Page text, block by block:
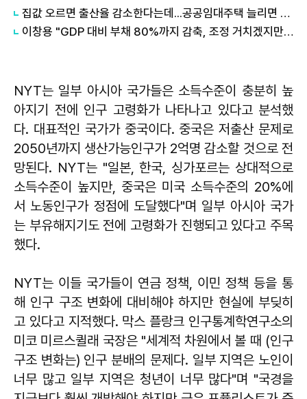
집값 오르면 출산율 감소한다는데...공공임대주택 늘리면 출산율 오를까
​이창용 "GDP 대비 부채 80%까지 감축, 조정 거치겠지만 관리 가능"
NYT는 일부 아시아 국가들은 소득수준이 충분히 높
아지기 전에 인구 고령화가 나타나고 있다고 분석했
다. 대표적인 국가가 중국이다. 중국은 저출산 문제로
2050년까지 생산가능인구가 2억명 감소할 것으로 전
망된다. NYT는 "일본, 한국, 싱가포르는 상대적으로
소득수준이 높지만, 중국은 미국 소득수준의 20%에
서 노동인구가 정점에 도달했다"며 일부 아시아 국가
는 부유해지기도 전에 고령화가 진행되고 있다고 주목
했다.
NYT는 이들 국가들이 연금 정책, 이민 정책 등을 통
해 인구 구조 변화에 대비해야 하지만 현실에 부딪히
고 있다고 지적했다. 막스 플랑크 인구통계학연구소의
미코 미르스퀼래 국장은 "세계적 차원에서 볼 때 (인구
구조 변화는) 인구 분배의 문제다. 일부 지역은 노인이
너무 많고 일부 지역은 청년이 너무 많다"며 "국경을